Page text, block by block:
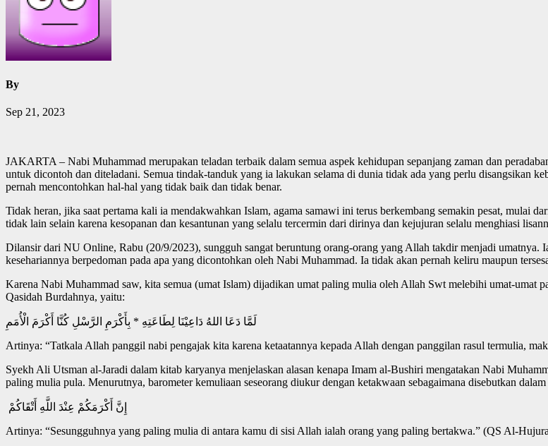
By
Sep 21, 2023
JAKARTA – Nabi Muhammad merupakan teladan terbaik dalam semua aspek kehidupan sepanjang zaman dan
untuk dicontoh dan diteladani. Semua tindak-tanduk yang ia lakukan selama di dunia tidak ada yang perlu disangsikan
pernah mencontohkan hal-hal yang tidak baik dan tidak benar.
Tidak heran, jika saat pertama kali ia mendakwahkan Islam, agama samawi ini terus berkembang semakin pesat, mulai
tidak lain selain karena kesopanan dan kesantunan yang selalu tercermin dari dirinya dan kejujuran selalu menghiasi
Dilansir dari NU Online, Rabu (20/9/2023), sungguh sangat beruntung orang-orang yang Allah takdir menjadi umatnya.
kesehariannya berpedoman pada apa yang dicontohkan oleh Nabi Muhammad. Ia tidak akan pernah keliru maupun
Karena Nabi Muhammad saw, kita semua (umat Islam) dijadikan umat paling mulia oleh Allah Swt melebihi umat-umat
Qasidah Burdahnya, yaitu:
لَمَّا دَعَا اللهُ دَاعِيْنَا لِطَاعَتِهِ * بِأَكْرَمِ الرَّسْلِ كُنَّا أَكْرَمَ الْأُمَمِ
Artinya: “Tatkala Allah panggil nabi pengajak kita karena ketaatannya kepada Allah dengan panggilan rasul termulia,
Syekh Ali Utsman al-Jaradi dalam kitab karyanya menjelaskan alasan kenapa Imam al-Bushiri mengatakan Nabi
paling mulia pula. Menurutnya, barometer kemuliaan seseorang diukur dengan ketakwaan sebagaimana disebutkan
إِنَّ أَكْرَمَكُمْ عِنْدَ اللَّهِ أَتْقَاكُمْ
Artinya: “Sesungguhnya yang paling mulia di antara kamu di sisi Allah ialah orang yang paling bertakwa.” (QS Al-